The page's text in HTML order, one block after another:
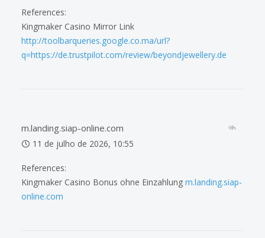
References:
Kingmaker Casino Mirror Link
http://toolbarqueries.google.co.ma/url?
q=https://de.trustpilot.com/review/beyondjewellery.de
m.landing.siap-online.com
11 de julho de 2026, 10:55
References:
Kingmaker Casino Bonus ohne Einzahlung m.landing.siap-
online.com